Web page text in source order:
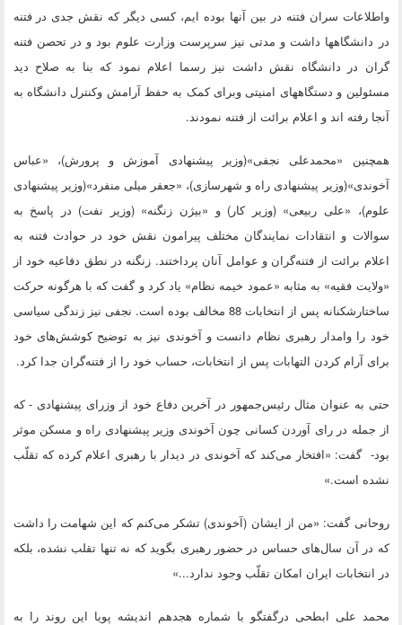
واطلاعات سران فتنه در بین آنها بوده ایم، کسی دیگر که نقش جدی در فتنه
در دانشگاهها داشت و مدتی نیز سرپرست وزارت علوم بود و در تحصن فتنه
گران در دانشگاه نقش داشت نیز رسما اعلام نمود که بنا به صلاح دید
مسئولین و دستگاههای امنیتی وبرای کمک به حفظ آرامش وکنترل دانشگاه به
آنجا رفته اند و اعلام برائت از فتنه نمودند.
همچنین «محمدعلی نجفی»(وزیر پیشنهادی آموزش و پرورش)، «عباس
آخوندی»(وزیر پیشنهادی راه و شهرسازی)، «جعفر میلی منفرد»(وزیر پیشنهادی
علوم)، «علی ربیعی» (وزیر کار) و «بیژن زنگنه» (وزیر نفت) در پاسخ به
سوالات و انتقادات نمایندگان مختلف پیرامون نقش خود در حوادث فتنه به
اعلام برائت از فتنه‌گران و عوامل آنان پرداختند. زنگنه در نطق دفاعیه خود از
«ولایت فقیه» به مثابه «عمود خیمه نظام» یاد کرد و گفت که با هرگونه حرکت
ساختارشکنانه پس از انتخابات 88 مخالف بوده است. نجفی نیز زندگی سیاسی
خود را وامدار رهبری نظام دانست و آخوندی نیز به توضیح کوشش‌های خود
برای آرام کردن التهابات پس از انتخابات، حساب خود را از فتنه‌گران جدا کرد.
حتی به عنوان مثال رئیس‌جمهور در آخرین دفاع خود از وزرای پیشنهادی - که
از جمله در رای آوردن کسانی چون آخوندی وزیر پیشنهادی راه و مسکن موثر
بود- گفت: «افتخار می‌کند که آخوندی در دیدار با رهبری اعلام کرده که تقلّب
نشده است.»
روحانی گفت: «من از ایشان (آخوندی) تشکر می‌کنم که این شهامت را داشت
که در آن سال‌های حساس در حضور رهبری بگوید که نه تنها تقلب نشده، بلکه
در انتخابات ایران امکان تقلّب وجود ندارد...»
محمد علی ابطحی درگفتگو با شماره هجدهم اندیشه پویا این روند را به